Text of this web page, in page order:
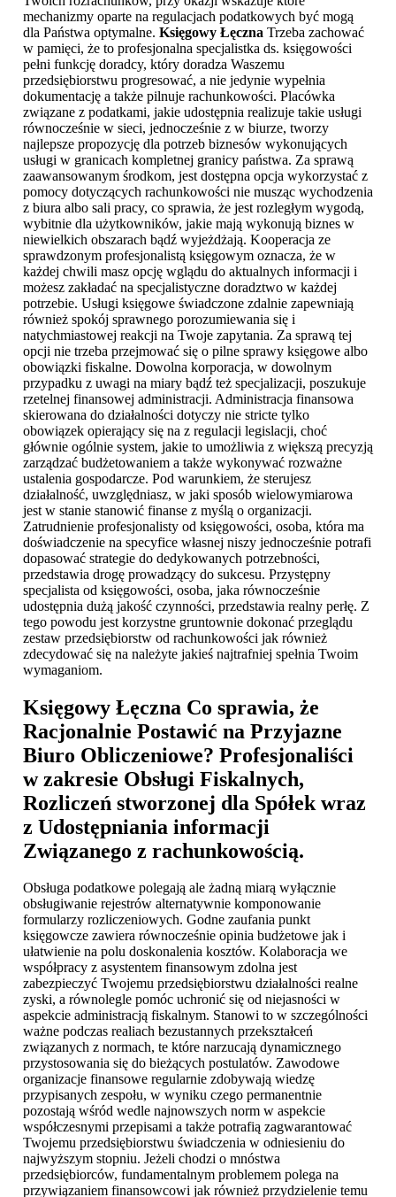
mechanizmy oparte na regulacjach podatkowych być mogą
dla Państwa optymalne. Księgowy Łęczna Trzeba zachować
w pamięci, że to profesjonalna specjalistka ds. księgowości
pełni funkcję doradcy, który doradza Waszemu
przedsiębiorstwu progresować, a nie jedynie wypełnia
dokumentację a także pilnuje rachunkowości. Placówka
związane z podatkami, jakie udostępnia realizuje takie usługi
równocześnie w sieci, jednocześnie z w biurze, tworzy
najlepsze propozycję dla potrzeb biznesów wykonujących
usługi w granicach kompletnej granicy państwa. Za sprawą
zaawansowanym środkom, jest dostępna opcja wykorzystać z
pomocy dotyczących rachunkowości nie musząc wychodzenia
z biura albo sali pracy, co sprawia, że jest rozległym wygodą,
wybitnie dla użytkowników, jakie mają wykonują biznes w
niewielkich obszarach bądź wyjeżdżają. Kooperacja ze
sprawdzonym profesjonalistą księgowym oznacza, że w
każdej chwili masz opcję wglądu do aktualnych informacji i
możesz zakładać na specjalistyczne doradztwo w każdej
potrzebie. Usługi księgowe świadczone zdalnie zapewniają
również spokój sprawnego porozumiewania się i
natychmiastowej reakcji na Twoje zapytania. Za sprawą tej
opcji nie trzeba przejmować się o pilne sprawy księgowe albo
obowiązki fiskalne. Dowolna korporacja, w dowolnym
przypadku z uwagi na miary bądź też specjalizacji, poszukuje
rzetelnej finansowej administracji. Administracja finansowa
skierowana do działalności dotyczy nie stricte tylko
obowiązek opierający się na z regulacji legislacji, choć
głównie ogólnie system, jakie to umożliwia z większą precyzją
zarządzać budżetowaniem a także wykonywać rozważne
ustalenia gospodarcze. Pod warunkiem, że sterujesz
działalność, uwzględniasz, w jaki sposób wielowymiarowa
jest w stanie stanowić finanse z myślą o organizacji.
Zatrudnienie profesjonalisty od księgowości, osoba, która ma
doświadczenie na specyfice własnej niszy jednocześnie potrafi
dopasować strategie do dedykowanych potrzebności,
przedstawia drogę prowadzący do sukcesu. Przystępny
specjalista od księgowości, osoba, jaka równocześnie
udostępnia dużą jakość czynności, przedstawia realny perłę. Z
tego powodu jest korzystne gruntownie dokonać przeglądu
zestaw przedsiębiorstw od rachunkowości jak również
zdecydować się na należyte jakieś najtrafniej spełnia Twoim
wymaganiom.
Księgowy Łęczna Co sprawia, że
Racjonalnie Postawić na Przyjazne
Biuro Obliczeniowe? Profesjonaliści
w zakresie Obsługi Fiskalnych,
Rozliczeń stworzonej dla Spółek wraz
z Udostępniania informacji
Związanego z rachunkowością.
Obsługa podatkowe polegają ale żadną miarą wyłącznie
obsługiwanie rejestrów alternatywnie komponowanie
formularzy rozliczeniowych. Godne zaufania punkt
księgowcze zawiera równocześnie opinia budżetowe jak i
ułatwienie na polu doskonalenia kosztów. Kolaboracja we
współpracy z asystentem finansowym zdolna jest
zabezpieczyć Twojemu przedsiębiorstwu działalności realne
zyski, a równolegle pomóc uchronić się od niejasności w
aspekcie administracją fiskalnym. Stanowi to w szczególności
ważne podczas realiach bezustannych przekształceń
związanych z normach, te które narzucają dynamicznego
przystosowania się do bieżących postulatów. Zawodowe
organizacje finansowe regularnie zdobywają wiedzę
przypisanych zespołu, w wyniku czego permanentnie
pozostają wśród wedle najnowszych norm w aspekcie
współczesnymi przepisami a także potrafią zagwarantować
Twojemu przedsiębiorstwu świadczenia w odniesieniu do
najwyższym stopniu. Jeżeli chodzi o mnóstwa
przedsiębiorców, fundamentalnym problemem polega na
przywiązaniem finansowcowi jak również przydzielenie temu